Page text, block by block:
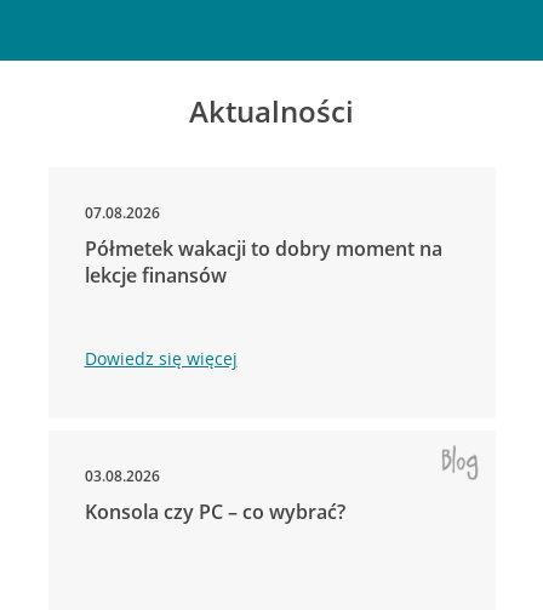
Aktualności
07.08.2026
Półmetek wakacji to dobry moment na
lekcje finansów
Dowiedz się więcej
03.08.2026
Konsola czy PC – co wybrać?